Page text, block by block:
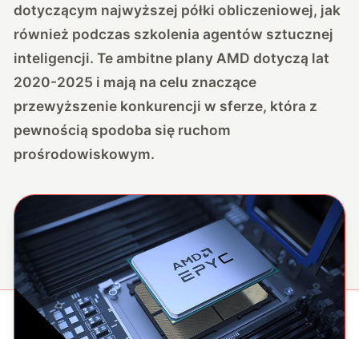
dotyczącym najwyższej półki obliczeniowej, jak
również podczas szkolenia agentów sztucznej
inteligencji. Te ambitne plany AMD dotyczą lat
2020-2025 i mają na celu znaczące
przewyższenie konkurencji w sferze, która z
pewnością spodoba się ruchom
prośrodowiskowym.